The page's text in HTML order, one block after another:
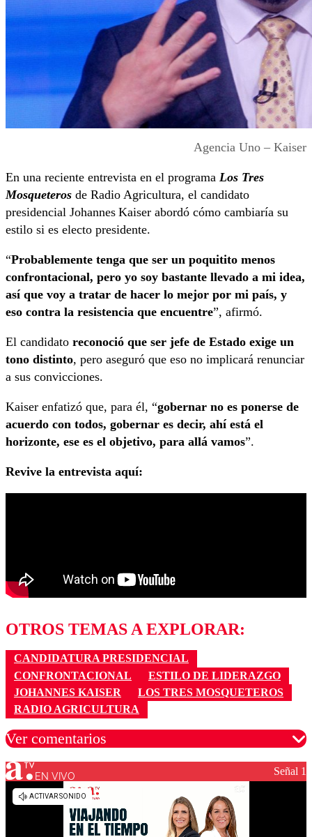
Agencia Uno – Kaiser
En una reciente entrevista en el programa Los Tres
Mosqueteros de Radio Agricultura, el candidato
presidencial Johannes Kaiser abordó cómo cambiaría su
estilo si es electo presidente.
“Probablemente tenga que ser un poquitito menos
confrontacional, pero yo soy bastante llevado a mi idea,
así que voy a tratar de hacer lo mejor por mi país, y
eso contra la resistencia que encuentre”, afirmó.
El candidato reconoció que ser jefe de Estado exige un
tono distinto, pero aseguró que eso no implicará renunciar
a sus convicciones.
Kaiser enfatizó que, para él, “gobernar no es ponerse de
acuerdo con todos, gobernar es decir, ahí está el
horizonte, ese es el objetivo, para allá vamos”.
Revive la entrevista aquí:
OTROS TEMAS A EXPLORAR:
CANDIDATURA PRESIDENCIAL
CONFRONTACIONAL
ESTILO DE LIDERAZGO
JOHANNES KAISER
LOS TRES MOSQUETEROS
RADIO AGRICULTURA
Ver comentarios
Los comentarios son moderados para garantizar un
diálogo respetuoso.
EN VIVO Señal 1